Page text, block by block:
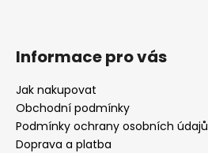
Informace pro vás
Jak nakupovat
Obchodní podmínky
Podmínky ochrany osobních údajů
Doprava a platba